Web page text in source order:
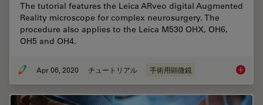
The tutorial features the Leica ARveo digital Augmented
Reality microscope for complex neurosurgery. The
procedure also applies to the Leica M530 OHX, OH6,
OH5 and OH4.
Apr 06, 2020 チュートリアル 手術用顕微鏡 How to